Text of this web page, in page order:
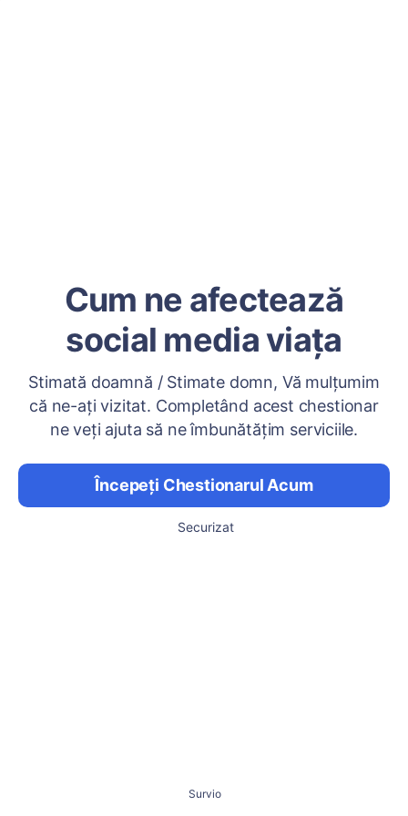
Cum ne afectează
social media viața
Stimată doamnă / Stimate domn, Vă mulțumim
că ne-ați vizitat. Completând acest chestionar
ne veți ajuta să ne îmbunătățim serviciile.
Începeți Chestionarul Acum
Securizat
Survio